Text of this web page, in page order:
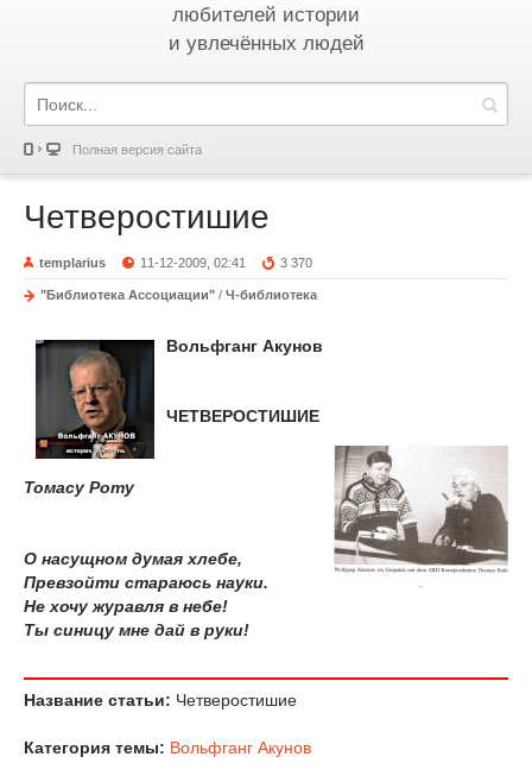
любителей истории
и увлечённых людей
Полная версия сайта
Четверостишие
templarius 11-12-2009, 02:41 3 370
"Библиотека Ассоциации" / Ч-библиотека
Вольфганг Акунов
ЧЕТВЕРОСТИШИЕ
Томасу Роту
О насущном думая хлебе,
Превзойти стараюсь науки.
Не хочу журавля в небе!
Ты синицу мне дай в руки!
Название статьи: Четверостишие
Категория темы: Вольфганг Акунов